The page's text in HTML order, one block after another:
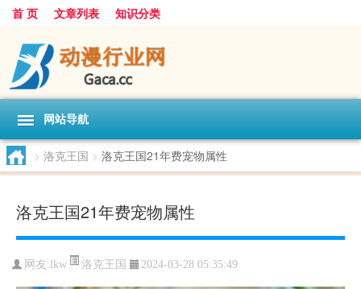
首 页 文章列表 知识分类
网站导航
> 洛克王国 > 洛克王国21年费宠物属性
洛克王国21年费宠物属性
网友: lkw 洛克王国 2024-03-28 05:35:49